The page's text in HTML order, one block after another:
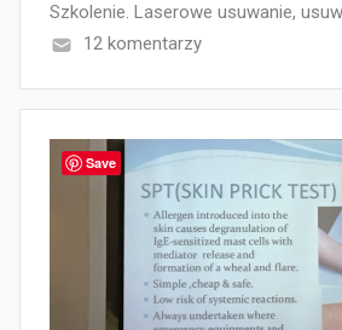
Szkolenie. Laserowe usuwanie,
12 komentarzy
Save